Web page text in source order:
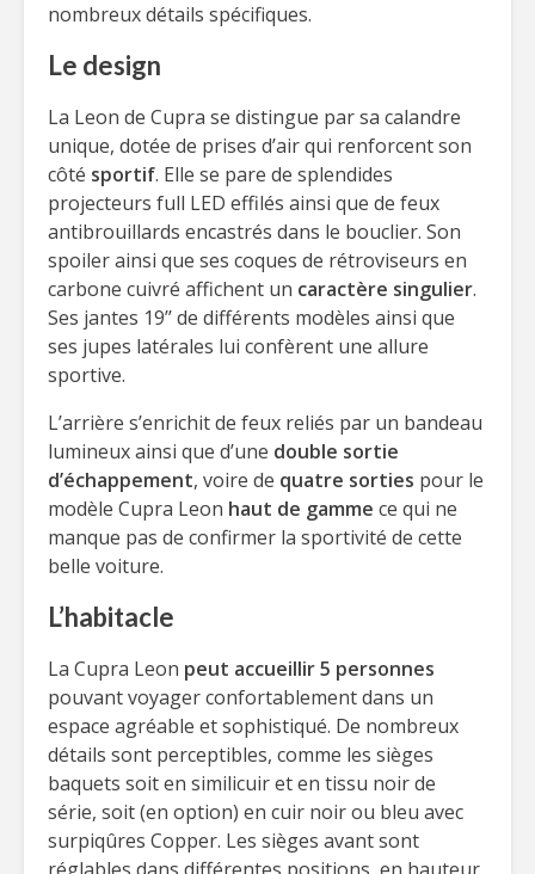
nombreux détails spécifiques.
Le design
La Leon de Cupra se distingue par sa calandre
unique, dotée de prises d’air qui renforcent son
côté sportif. Elle se pare de splendides
projecteurs full LED effilés ainsi que de feux
antibrouillards encastrés dans le bouclier. Son
spoiler ainsi que ses coques de rétroviseurs en
carbone cuivré affichent un caractère singulier.
Ses jantes 19’’ de différents modèles ainsi que
ses jupes latérales lui confèrent une allure
sportive.
L’arrière s’enrichit de feux reliés par un bandeau
lumineux ainsi que d’une double sortie
d’échappement, voire de quatre sorties pour le
modèle Cupra Leon haut de gamme ce qui ne
manque pas de confirmer la sportivité de cette
belle voiture.
L’habitacle
La Cupra Leon peut accueillir 5 personnes
pouvant voyager confortablement dans un
espace agréable et sophistiqué. De nombreux
détails sont perceptibles, comme les sièges
baquets soit en similicuir et en tissu noir de
série, soit (en option) en cuir noir ou bleu avec
surpiqûres Copper. Les sièges avant sont